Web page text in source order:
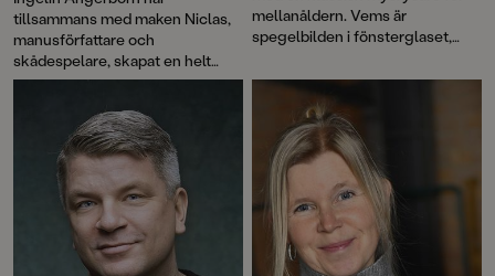
tillsammans med maken Niclas,
manusförfattare och
skådespelare, skapat en helt
ny deckarserie: "Världens
boken i serien,De blodiga
händerna, bjuder på fniss, knas,
lagom spänning och full fart. För
illustrationerna står Sandra
mellanåldern. Vems är
spegelbilden i fönsterglaset,
glänt och vad är det för märkliga
saker undulaten säger? De
spöklikt stämningsfulla
illustrationerna är signerade Lina
Blixt.